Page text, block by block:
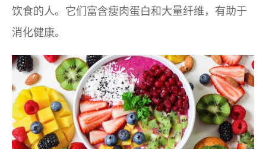
饮食的人。它们富含瘦肉蛋白和大量纤维，有助于
消化健康。